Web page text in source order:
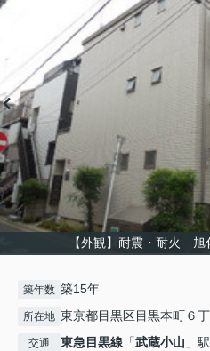
【外観】耐震・耐火 旭
築年数 築15年
所在地 東京都目黒区目黒本町６
交通 東急目黒線 「武蔵小山 」